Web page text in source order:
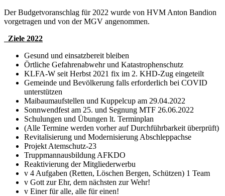
Der Budgetvoranschlag für 2022 wurde von HVM Anton Bandion
vorgetragen und von der MGV angenommen.
Ziele 2022
Gesund und einsatzbereit bleiben
Örtliche Gefahrenabwehr und Katastrophenschutz
KLFA-W seit Herbst 2021 fix im 2. KHD-Zug eingeteilt
Gemeinde und Bevölkerung falls erforderlich bei COVID
unterstützen
Maibaumaufstellen und Kuppelcup am 29.04.2022
Sonnwendfest am 25. und Segnung MTF 26.06.2022
Schulungen und Übungen lt. Terminplan
(Alle Termine werden vorher auf Durchführbarkeit überprüft)
Revitalisierung und Modernisierung Abschleppachse
Projekt Atemschutz-23
Truppmannausbildung AFKDO
Reaktivierung der Mitgliederwerbu
v 4 Aufgaben (Retten, Löschen Bergen, Schützen) 1 Team
v Gott zur Ehr, dem nächsten zur Wehr!
v Einer für alle, alle für einen!